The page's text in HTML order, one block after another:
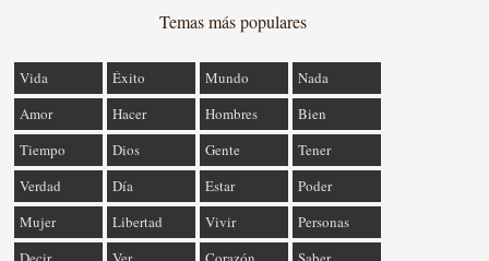
Temas más populares
Vida Éxito Mundo
Nada
Amor
Hacer Hombres
Bien
Tiempo
Dios Gente
Tener
Verdad
Día Estar
Poder
Mujer
Libertad Vivir
Personas